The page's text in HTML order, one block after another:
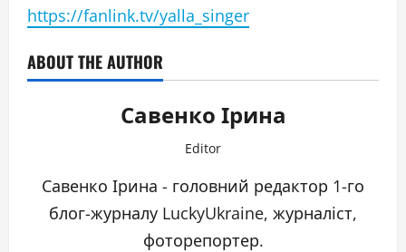
https://fanlink.tv/yalla_singer
ABOUT THE AUTHOR
Савенко Ірина
Editor
Савенко Ірина - головний редактор 1-го
блог-журналу LuckyUkraine, журналіст,
фоторепортер.